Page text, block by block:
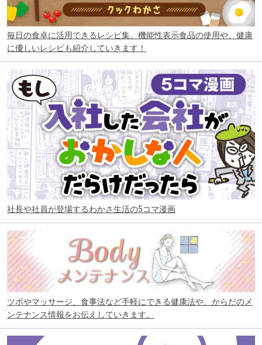
毎日の食卓に活用できるレシピ集。機能性表示食品の使用や、健康
に優しいレシピも紹介していきます！
社長や社員が登場するわかさ生活の5コマ漫画
ツボやマッサージ、食事法など手軽にできる健康法や、からだのメ
ンテナンス情報をお伝えしていきます。